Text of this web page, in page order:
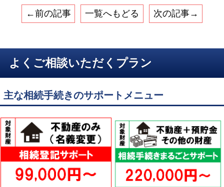
←前の記事 一覧へもどる 次の記事→
よくご相談いただくプラン
主な相続手続きのサポートメニュー